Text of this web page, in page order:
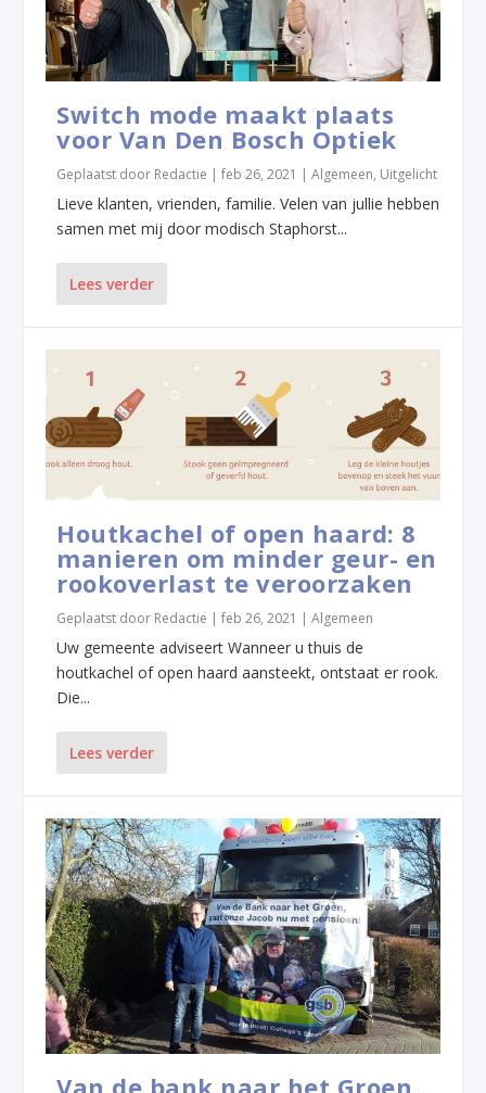
Switch mode maakt plaats
voor Van Den Bosch Optiek
Geplaatst door Redactie |feb 26, 2021 |Algemeen, Uitgelicht
Lieve klanten, vrienden, familie. Velen van jullie hebben
samen met mij door modisch Staphorst...
Lees verder
Houtkachel of open haard: 8
manieren om minder geur- en
rookoverlast te veroorzaken
Geplaatst door Redactie |feb 26, 2021 |Algemeen
Uw gemeente adviseert Wanneer u thuis de
houtkachel of open haard aansteekt, ontstaat er rook.
Die...
Lees verder